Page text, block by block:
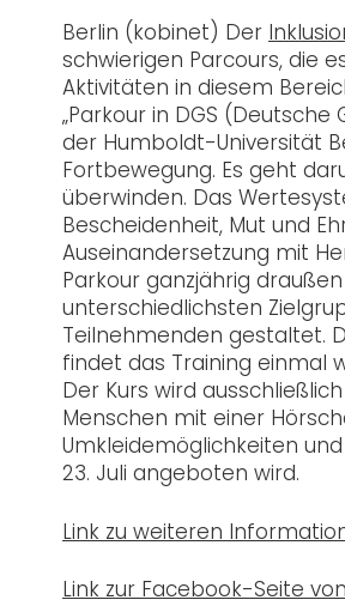
Berlin (kobinet) Der
schwierigen Parcours, die
Aktivitäten in diesem
„Parkour in DGS
der Humboldt-Universität
Fortbewegung. Es geht
überwinden. Das
Bescheidenheit, Mut und
Auseinandersetzung mit
Parkour ganzjährig
unterschiedlichsten
Teilnehmenden gestaltet.
findet das Training einmal
Der Kurs wird
Menschen mit einer
Umkleidemöglichkeiten
23. Juli angeboten wird.
Link zu weiteren
Link zur Facebook-Seite